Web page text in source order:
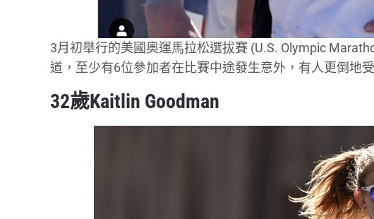
3月初舉行的美國奧運馬拉松選拔賽 (U.S. Olympic
道，至少有6位參加者在比賽中途發生意外，有人更倒地
32歲Kaitlin Goodman